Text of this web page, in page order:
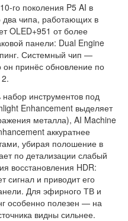
го поколения P5 AI в
чипа, работающих в
OLED+951 от более
панели: Dual Engine
Системный чип —
принёс обновление по
инструментов под
Enhancement выделяет
металла), AI Machine
аккуратнее
убирая полошение в
по детализации слабый
восстановления HDR:
сигнал и приводит его
Для эфирного ТВ и
особенно полезен — на
видны сильнее.